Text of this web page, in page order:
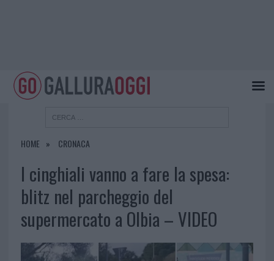
HOME CRONACA
I cinghiali vanno a fare la spesa:
blitz nel parcheggio del
supermercato a Olbia – VIDEO